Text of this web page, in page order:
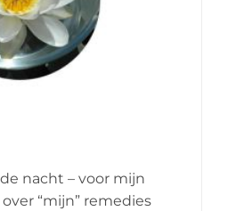
nacht – voor mijn
“mijn” remedies